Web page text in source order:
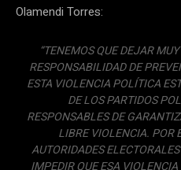
Olamendi Torres:
“TENEMOS QUE DEJAR
RESPONSABILIDAD DE
ESTA VIOLENCIA POLÍTICA
DE LOS PARTIDOS
RESPONSABLES DE
LIBRE VIOLENCIA. POR
AUTORIDADES
IMPEDIR QUE ESA